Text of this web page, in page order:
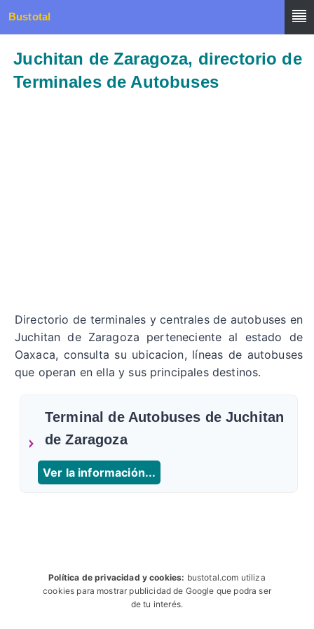
Bustotal
Juchitan de Zaragoza, directorio de
Terminales de Autobuses
Directorio de terminales y centrales de autobuses en
Juchitan de Zaragoza perteneciente al estado de
Oaxaca, consulta su ubicacion, líneas de autobuses
que operan en ella y sus principales destinos.
Terminal de Autobuses de Juchitan
de Zaragoza
Ver la información...
Política de privacidad y cookies: bustotal.com utiliza
cookies para mostrar publicidad de Google que podra ser
de tu interés.